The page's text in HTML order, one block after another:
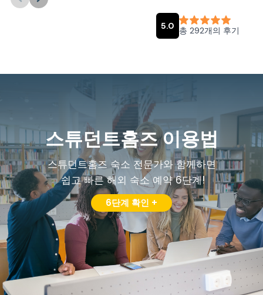
스튜던트홈즈 이용법
스튜던트홈즈 숙소 전문가와 함께하면
쉽고 빠른 해외 숙소 예약 6단계!
6단계 확인 +